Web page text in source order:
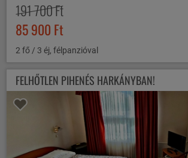
191 700 Ft
85 900 Ft
2 fő / 3 éj, félpanzióval
FELHŐTLEN PIHENÉS HARKÁNYBAN!